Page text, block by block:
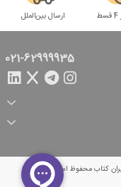
ارسال بین‌الملل
021-62999935
کتاب محفوظ است.